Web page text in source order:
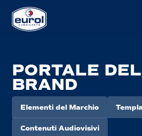
PORTALE DEL
BRAND
Elementi del Marchio
Contenuti Audiovisivi